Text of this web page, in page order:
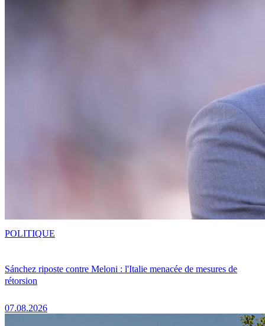
Sánchez riposte contre Meloni : l'Italie menacée de mesures de
rétorsion
07.08.2026
POLITIQUE